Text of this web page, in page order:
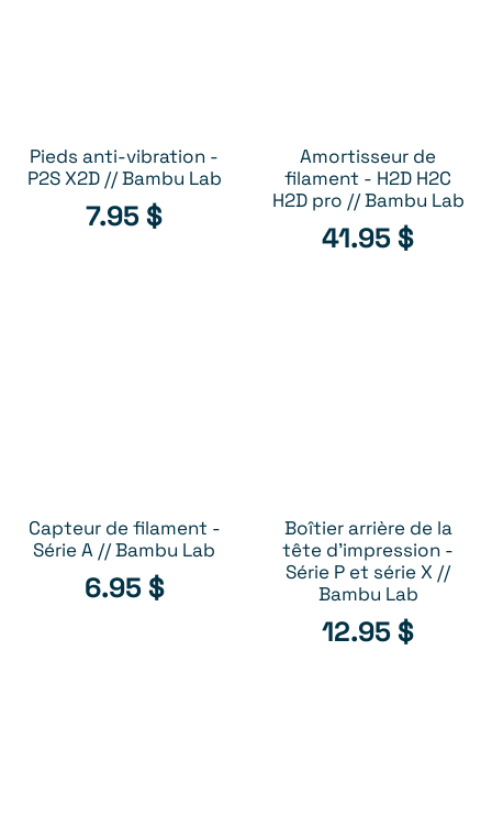
AJOUTER AU PANIER
Pieds anti-vibration -
P2S X2D // Bambu Lab
7.95$
AJOUTER AU PANIER
Amortisseur de
filament - H2D H2C
H2D pro // Bambu Lab
41.95$
AJOUTER AU PANIER
Capteur de filament -
Série A // Bambu Lab
6.95$
AJOUTER AU PANIER
Boîtier arrière de la
tête d'impression -
Série P et série X //
Bambu Lab
12.95$